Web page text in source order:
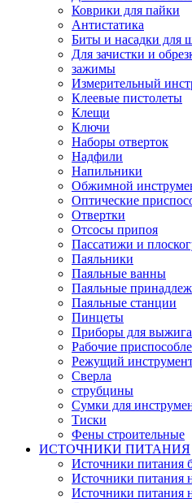
Коврики для пайки
Антистатика
Биты и насадки для
Для зачистки и
зажимы
Измерительный
Клеевые пистолеты
Клещи
Ключи
Наборы отверток
Надфили
Напильники
Обжимной
Оптические
Отвертки
Отсосы припоя
Пассатижи и
Паяльники
Паяльные ванны
Паяльные
Паяльные станции
Пинцеты
Приборы для
Рабочие
Режущий
Сверла
струбцины
Сумки для
Тиски
Фены строительные
ИСТОЧНИКИ ПИТАНИЯ
Источники питания
Источники питания
Источники питания